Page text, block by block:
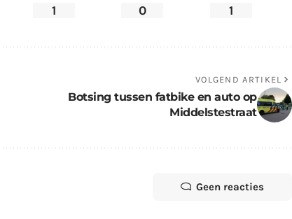
1 0 1
VOLGEND ARTIKEL
Botsing tussen fatbike en auto op
Middelstestraat
Geen reacties